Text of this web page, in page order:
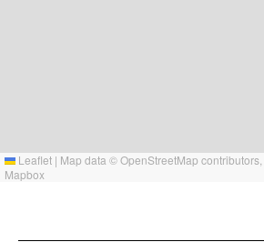
Leaflet | Map data ©OpenStreetMap contributors,
Mapbox